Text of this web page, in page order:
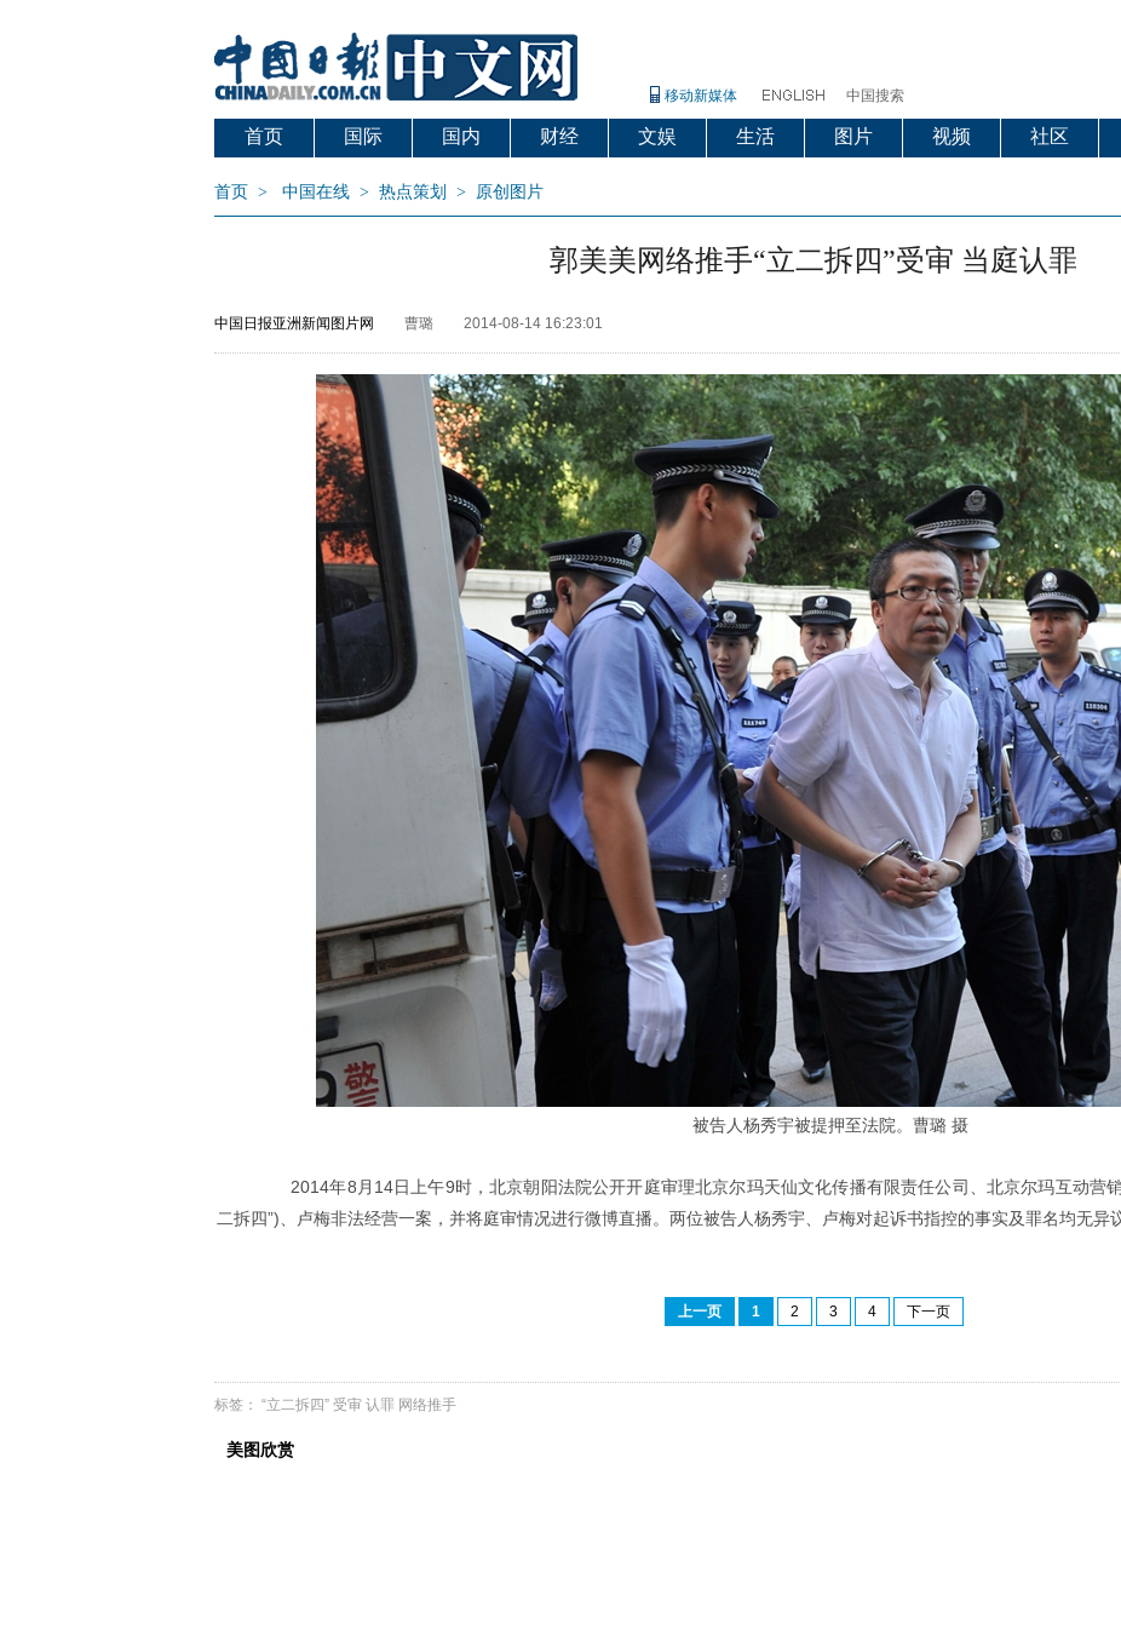
移动新媒体 中国搜索
首页 国际 国内 财经 文娱 生活 图片 视频 社区
首页 > 中国在线 > 热点策划 > 原创图片
郭美美网络推手“立二拆四”受审 当庭认罪
中国日报亚洲新闻图片网 曹璐 2014-08-14 16:23:01
被告人杨秀宇被提押至法院。曹璐 摄
2014年8月14日上午9时，北京朝阳法院公开开庭审理北京尔玛天仙文化传播有限责任公司、北京尔玛互动营
二拆四”)、卢梅非法经营一案，并将庭审情况进行微博直播。两位被告人杨秀宇、卢梅对起诉书指控的事实及罪名均无异
上一页 1 2 3 4 下一页
标签： “立二拆四” 受审 认罪 网络推手
美图欣赏